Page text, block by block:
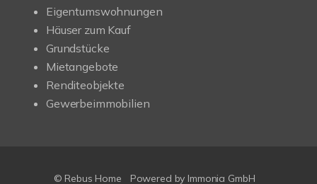
Eigentumswohnungen
Häuser zum Kauf
Grundstücke
Mietangebote
Renditeobjekte
Gewerbeimmobilien
© Rebus Home Powered by Immonia GmbH